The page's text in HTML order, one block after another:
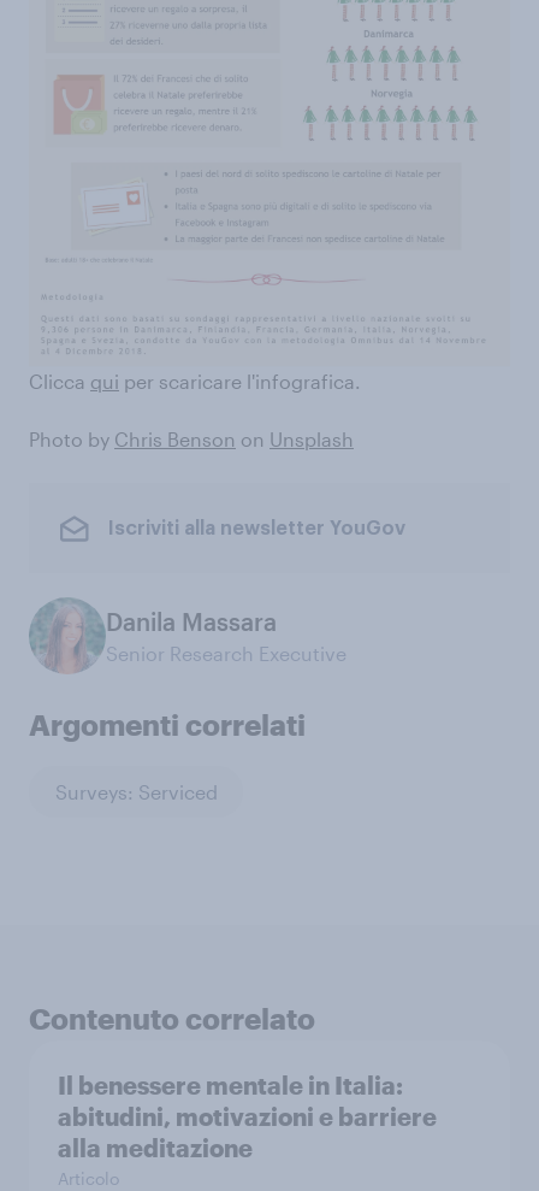
Clicca qui per scaricare l'infografica.
Photo by Chris Benson on Unsplash
Iscriviti alla newsletter YouGov
Danila Massara
Senior Research Executive
Argomenti correlati
Surveys: Serviced
Contenuto correlato
Il benessere mentale in Italia:
abitudini, motivazioni e barriere
alla meditazione
Articolo